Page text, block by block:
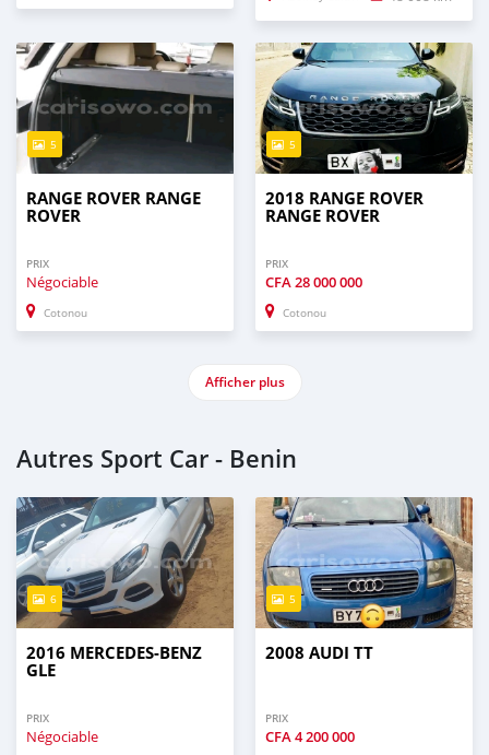
5
RANGE ROVER RANGE
ROVER
PRIX
Négociable
Cotonou
5
2018 RANGE ROVER
RANGE ROVER
PRIX
CFA28 000 000
Cotonou
Afficher plus
Autres Sport Car - Benin
6
2016 MERCEDES-BENZ
GLE
PRIX
Négociable
5
2008 AUDI TT
PRIX
CFA4 200 000